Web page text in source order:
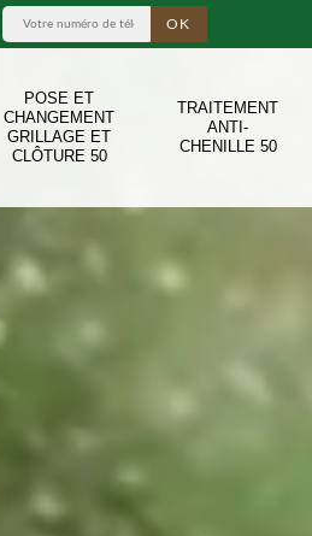
POSE ET
CHANGEMENT
GRILLAGE ET
CLÔTURE 50
TRAITEMENT
ANTI-
CHENILLE 50